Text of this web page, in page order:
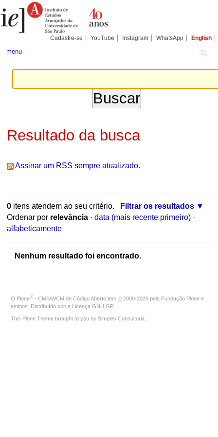
para
conteúdo.
Pessoais
Cadastre-se YouTube Instagram WhatsApp English
menu
Resultado da busca
Assinar um RSS sempre atualizado.
0itens atendem ao seu critério.
Filtrar os resultados
Ordenar por relevância · data (mais recente primeiro) ·
alfabeticamente
Nenhum resultado foi encontrado.
O Plone® - CMS/WCM de Código Aberto tem © 2000-2026 pela Fundação Plone e
amigos. Distribuído sob a Licença GNU GPL
This Plone Theme brought to you by Simples Consultoria